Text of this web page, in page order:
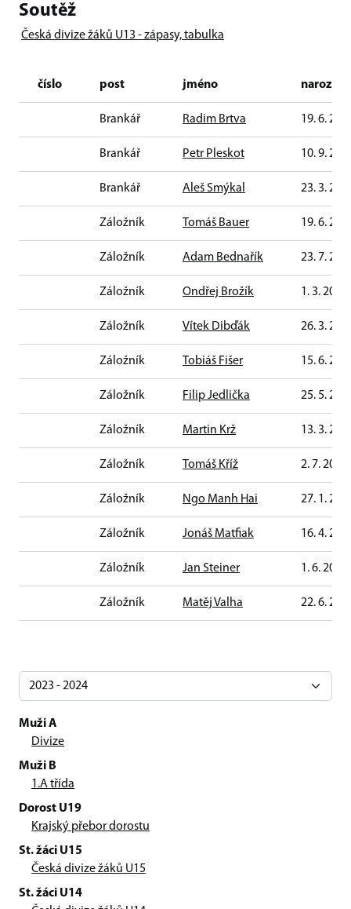
Soutěž
Česká divize žáků U13 - zápasy, tabulka
číslo post jméno narozen
Brankář Radim Brtva 19. 6.
Brankář Petr Pleskot 10. 9.
Brankář Aleš Smýkal 23. 3.
Záložník Tomáš Bauer 19. 6.
Záložník Adam Bednařík 23. 7.
Záložník Ondřej Brožík 1. 3. 2011
Záložník Vítek Dibďák 26. 3.
Záložník Tobiáš Fišer 15. 6.
Záložník Filip Jedlička 25. 5.
Záložník Martin Krž 13. 3.
Záložník Tomáš Kříž 2. 7. 2011
Záložník Ngo Manh Hai 27. 1.
Záložník Jonáš Matfiak 16. 4.
Záložník Jan Steiner 1. 6. 2011
Záložník Matěj Valha 22. 6.
Muži A
Divize
Muži B
1.A třída
Dorost U19
Krajský přebor dorostu
St. žáci U15
Česká divize žáků U15
St. žáci U14